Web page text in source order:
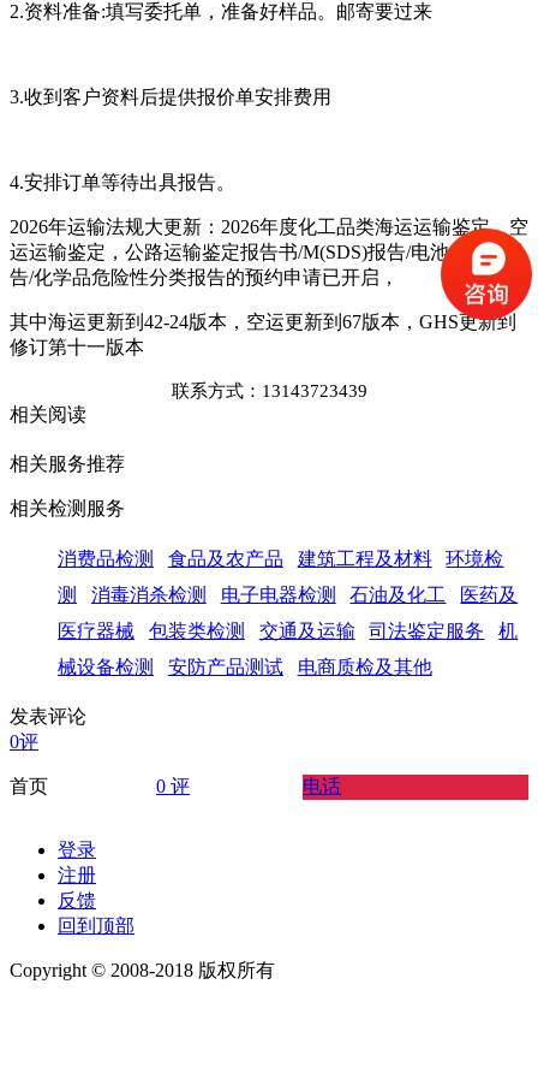
2.资料准备:填写委托单，准备好样品。邮寄要过来
3.收到客户资料后提供报价单安排费用
4.安排订单等待出具报告。
2026年运输法规大更新：2026年度化工品类海运运输鉴定，空
运运输鉴定，公路运输鉴定报告书/M(SDS)报告/电池类SDS报
告/化学品危险性分类报告的预约申请已开启，
其中海运更新到42-24版本，空运更新到67版本，GHS更新到
修订第十一版本
联系方式：13143723439
相关阅读
相关服务推荐
相关检测服务
消费品检测 食品及农产品 建筑工程及材料
环境检
测
消毒消杀检测 电子电器检测 石油及化工
医药及
医疗器械
包装类检测 交通及运输 司法鉴定服务
机
械设备检测
安防产品测试 电商质检及其他
发表评论
0评
首页 0 评 电话
登录
注册
反馈
回到顶部
Copyright © 2008-2018 版权所有